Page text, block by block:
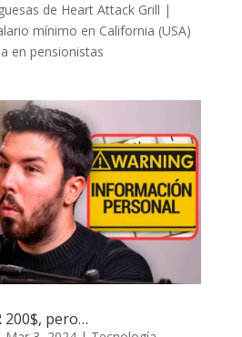
de Heart Attack Grill |
mínimo en California (USA)
en pensionistas
200$, pero…